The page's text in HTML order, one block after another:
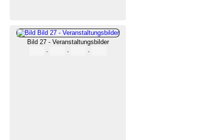
Bild 27 - Veranstaltungsbilder
·
· ·